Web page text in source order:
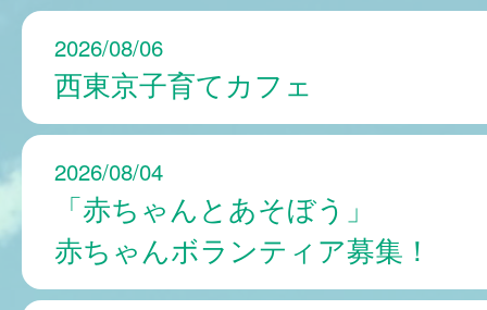
2026/08/06
西東京子育てカフェ
2026/08/04
「赤ちゃんとあそぼう」
赤ちゃんボランティア募集！